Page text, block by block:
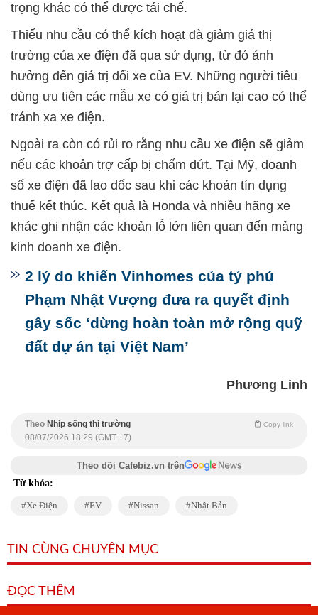
trọng khác có thể được tái chế.
Thiếu nhu cầu có thể kích hoạt đà giảm giá thị
trường của xe điện đã qua sử dụng, từ đó ảnh
hưởng đến giá trị đổi xe của EV. Những người tiêu
dùng ưu tiên các mẫu xe có giá trị bán lại cao có thể
tránh xa xe điện.
Ngoài ra còn có rủi ro rằng nhu cầu xe điện sẽ giảm
nếu các khoản trợ cấp bị chấm dứt. Tại Mỹ, doanh
số xe điện đã lao dốc sau khi các khoản tín dụng
thuế kết thúc. Kết quả là Honda và nhiều hãng xe
khác ghi nhận các khoản lỗ lớn liên quan đến mảng
kinh doanh xe điện.
2 lý do khiến Vinhomes của tỷ phú
Phạm Nhật Vượng đưa ra quyết định
gây sốc ‘dừng hoàn toàn mở rộng quỹ
đất dự án tại Việt Nam’
Phương Linh
Theo Nhịp sống thị trường Copy link
08/07/2026 18:29 (GMT +7)
Theo dõi Cafebiz.vn trên
Từ khóa:
Xe Điện EV Nissan Nhật Bản
TIN CÙNG CHUYÊN MỤC
ĐỌC THÊM